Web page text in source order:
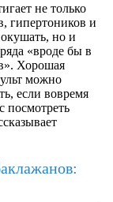
не только
гипертоников и
но и
«вроде бы в
Хорошая
можно
если вовремя
посмотреть